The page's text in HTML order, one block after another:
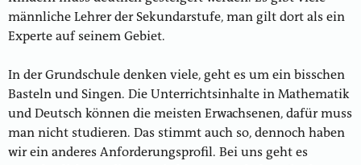
männliche Lehrer der Sekundarstufe, man gilt dort als ein
Experte auf seinem Gebiet.
In der Grundschule denken viele, geht es um ein bisschen
Basteln und Singen. Die Unterrichtsinhalte in Mathematik
und Deutsch können die meisten Erwachsenen, dafür muss
man nicht studieren. Das stimmt auch so, dennoch haben
wir ein anderes Anforderungsprofil. Bei uns geht es